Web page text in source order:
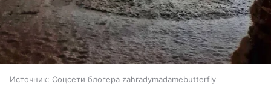
Источник: Соцсети блогера zahradymadamebutterfly